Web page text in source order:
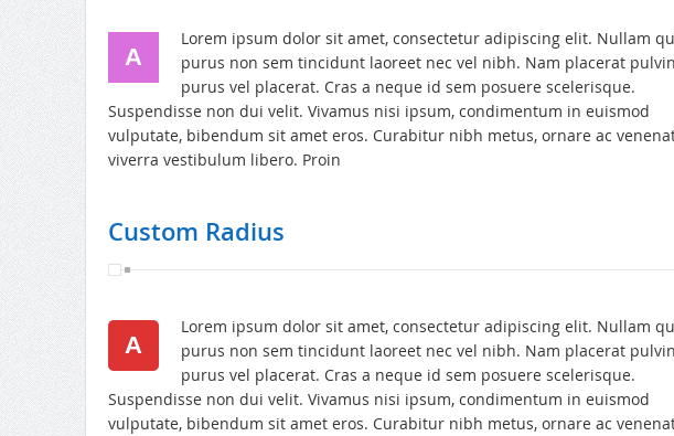
A
Lorem ipsum dolor sit amet, consectetur adipiscing elit. Nullam
purus non sem tincidunt laoreet nec vel nibh. Nam placerat
purus vel placerat. Cras a neque id sem posuere scelerisque.
Suspendisse non dui velit. Vivamus nisi ipsum, condimentum in euismod
vulputate, bibendum sit amet eros. Curabitur nibh metus, ornare ac
viverra vestibulum libero. Proin
Custom Radius
A
Lorem ipsum dolor sit amet, consectetur adipiscing elit. Nullam
purus non sem tincidunt laoreet nec vel nibh. Nam placerat
purus vel placerat. Cras a neque id sem posuere scelerisque.
Suspendisse non dui velit. Vivamus nisi ipsum, condimentum in euismod
vulputate, bibendum sit amet eros. Curabitur nibh metus, ornare ac